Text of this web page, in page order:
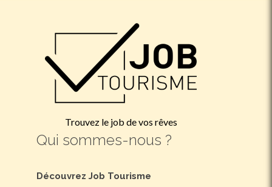
Trouvez le job de vos rêves
Qui sommes-nous ?
Découvrez Job Tourisme